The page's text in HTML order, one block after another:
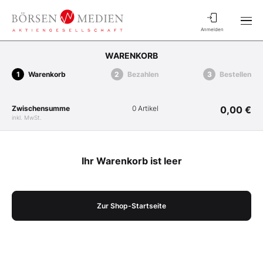
Anmelden
WARENKORB
Warenkorb Bezahlen Bestellen
Zwischensumme
inkl. MwSt.
0 Artikel 0,00 €
Ihr Warenkorb ist leer
Zur Shop-Startseite